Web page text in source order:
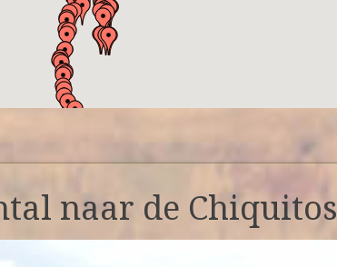
naar de Chiquitos